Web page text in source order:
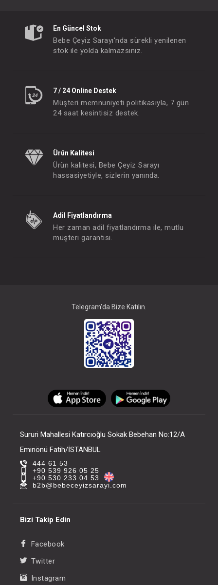
En Güncel Stok
Bebe Çeyiz Sarayı'nda sürekli yenilenen
stok ile yolda kalmazsınız.
7 / 24 Online Destek
Müşteri memnuniyeti politikasıyla, 7 gün
24 saat kesintisiz destek.
Ürün Kalitesi
Ürün kalitesi, Bebe Çeyiz Sarayı
hassasiyetiyle, sizlerin yanında.
Adil Fiyatlandırma
Her zaman adil fiyatlandırma ile, mutlu
müşteri garantisi.
Telegram'da Bize Katılın.
Sururi Mahallesi Katırcıoğlu Sokak Bebehan No:12/A
Eminönü Fatih/İSTANBUL
444 61 53
+90 539 926 05 25
+90 530 233 04 53
b2b@bebeceyizsarayi.com
Bizi Takip Edin
Facebook
Twitter
Instagram